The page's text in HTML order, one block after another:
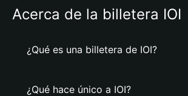
Acerca de la billetera IOI
¿Qué es una billetera de IOI?
¿Qué hace único a IOI?